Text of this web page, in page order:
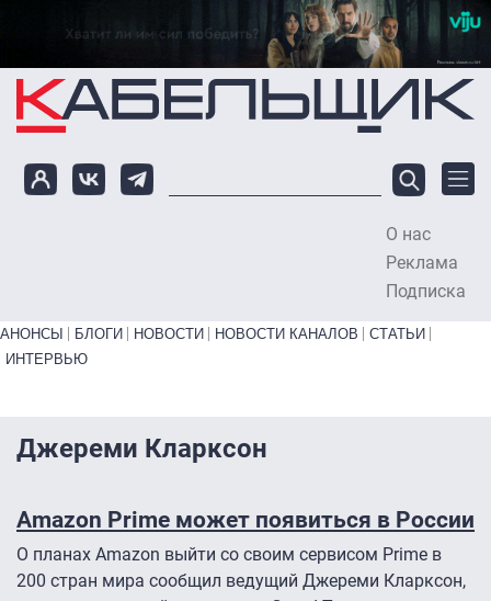
Перейти к основному содержанию
О нас
Реклама
Подписка
Primary links bottom
АНОНСЫ БЛОГИ НОВОСТИ НОВОСТИ КАНАЛОВ
СТАТЬИ
ИНТЕРВЬЮ
Джереми Кларксон
Amazon Prime может появиться в России
О планах Amazon выйти со своим сервисом Prime в
200 стран мира сообщил ведущий Джереми Кларксон,